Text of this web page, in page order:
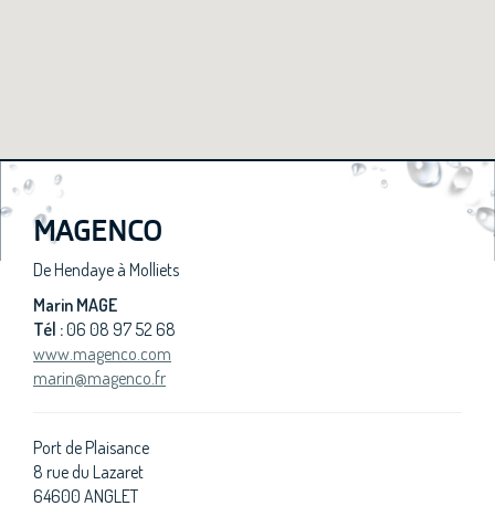
MAGENCO
De Hendaye à Molliets
Marin MAGE
Tél :06 08 97 52 68
www.magenco.com
marin@magenco.fr
Port de Plaisance
8 rue du Lazaret
64600 ANGLET